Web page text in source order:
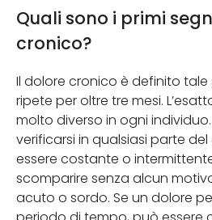
Quali sono i primi
cronico?
Il dolore cronico è definito tale
ripete per oltre tre mesi.
molto diverso in ogni
verificarsi in qualsiasi parte
essere costante o
scomparire senza alcun
acuto o sordo. Se un dolore